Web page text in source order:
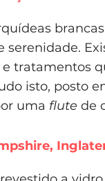
tratamentos
isto, posto
uma flute de